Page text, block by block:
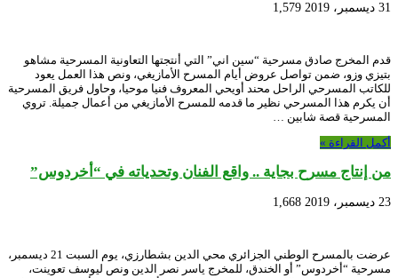
31 ديسمبر، 2019 1,579
قدم المخرج صادق مسرحية “سين اني” التي أنتجتها التعاونية المسرحية مشاهو
بتيزي وزو، ضمن تواصل عروض أيام المسرح الأمازيغي، ونص هذا العمل يعود
للكاتب المسرحي الراحل محند أويحي المعروف فنيا موحيا، وحاول فريق المسرحية
أن يكرم هذا المسرحي نظير ما قدمه للمسرح الأمازيغي من أعمال جميلة. تروي
المسرحية قصة شابين …
أكمل القراءة »
من إنتاج مسرح بجاية .. واقع الفنان وتحدياته في “أخردوس”
23 ديسمبر، 2019 1,668
عرضت بالمسرح الوطني الجزائري محي الدين بشطارزي، يوم السبت 21 ديسمبر،
مسرحية “أخردوس” أو الخندق، للمخرج ياسر نصر الدين ونص ليوسف تعوينت،